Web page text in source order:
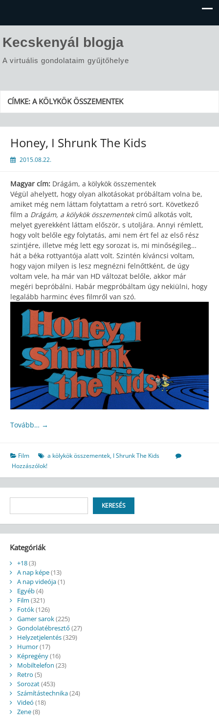
Kecskenyál blogja
A virtuális gondolataim gyűjtőhelye
CÍMKE:A KÖLYKÖK ÖSSZEMENTEK
Honey, I Shrunk The Kids
2015.08.22.
Magyar cím: Drágám, a kölykök összementek
Végül ahelyett, hogy olyan alkotásokat próbáltam volna be,
amiket még nem láttam folytattam a retró sort. Következő
film a Drágám, a kölykök összementekcímű alkotás volt,
melyet gyerekként láttam először, s utoljára. Annyi rémlett,
hogy volt belőle egy folytatás, ami nem ért fel az első rész
szintjére, illetve még lett egy sorozat is, mi minőségileg…
hát a béka rottyantója alatt volt. Szintén kíváncsi voltam,
hogy vajon milyen is lesz megnézni felnőttként, de úgy
voltam vele, ha már van HD változat belőle, akkor már
megéri bepróbálni. Habár megpróbáltam úgy nekiülni, hogy
legalább harminc éves filmről van szó.
Tovább… →
Film a kölykök összementek, I Shrunk The Kids
Hozzászólok!
KERESÉS
Kategóriák
+18(3)
A nap képe(13)
A nap videója(1)
Egyéb(4)
Film (321)
Fotók(126)
Gamer sarok(225)
Gondolatébresztő (27)
Helyzetjelentés(329)
Humor(17)
Képregény(16)
Mobiltelefon (23)
Retro (5)
Sorozat(453)
Számítástechnika(24)
Videó (18)
Zene(8)